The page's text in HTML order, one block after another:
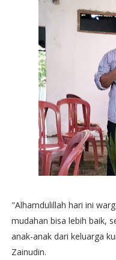
"Alhamdulillah hari ini
mudahan bisa lebih baik,
anak-anak dari keluarga
Zainudin.